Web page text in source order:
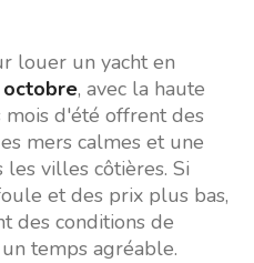
louer un yacht en
, avec la haute
mois d'été offrent des
mers calmes et une
villes côtières. Si
et des prix plus bas,
des conditions de
temps agréable.